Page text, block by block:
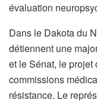
évaluation
Dans le Dakota du
détiennent une
et le Sénat, le
commissions
résistance. Le